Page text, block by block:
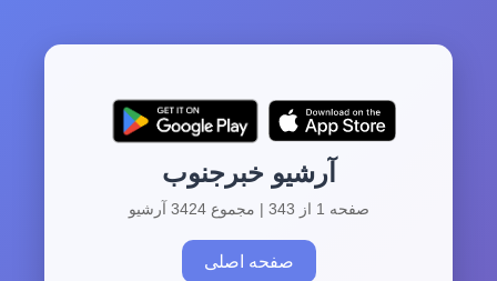
آرشیو خبرجنوب
صفحه 1 از 343 | مجموع 3424 آرشیو
صفحه اصلی